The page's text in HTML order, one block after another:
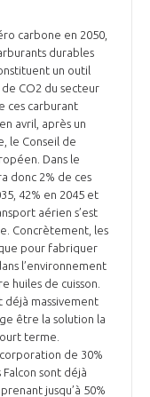
carbone en 2050,
durables
un outil
CO2 du secteur
ces carburant
avril, après un
le Conseil de
Dans le
donc 2% de ces
42% en 2045 et
aérien s’est
Concrètement, les
pour fabriquer
l’environnement
huiles de cuisson.
déjà massivement
être la solution la
terme.
de 30%
sont déjà
jusqu’à 50%